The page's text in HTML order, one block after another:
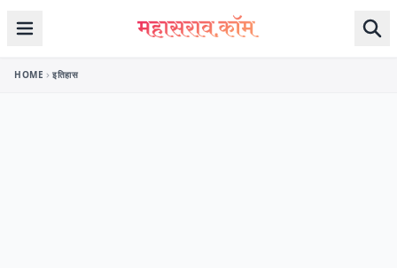
Skip to content
HOME इतिहास